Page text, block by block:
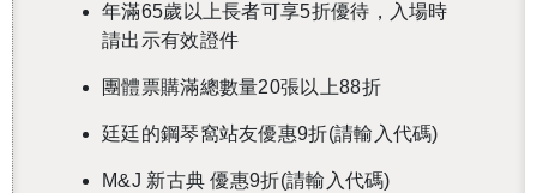
年滿65歲以上長者可享5折優待，入場時
請出示有效證件
團體票購滿總數量20張以上88折
廷廷的鋼琴窩站友優惠9折(請輸入代碼)
M&J 新古典 優惠9折(請輸入代碼)